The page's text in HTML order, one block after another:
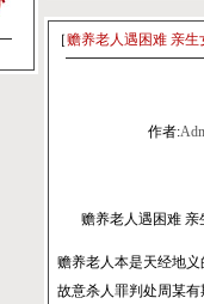
［赡养老人遇困难 亲生
作者:
赡养老人遇困难 亲
赡养老人本是天经地
故意杀人罪判处周某